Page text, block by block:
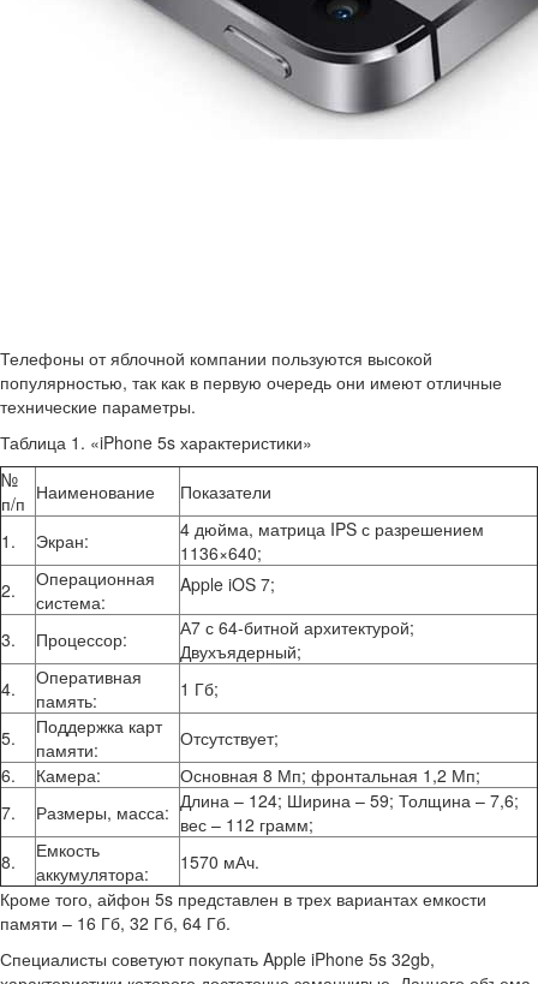
Телефоны от яблочной компании пользуются высокой
популярностью, так как в первую очередь они имеют отличные
технические параметры.
Таблица 1. «iPhone 5s характеристики»
№
п/п Наименование Показатели
1. Экран:
4 дюйма, матрица IPS с разрешением
1136×640;
2.
Операционная
система:
Apple iOS 7;
3. Процессор:
А7 с 64-битной архитектурой;
Двухъядерный;
4.
Оперативная
память:
1 Гб;
5.
Поддержка карт
памяти:
Отсутствует;
6.
Камера:
Основная 8 Мп; фронтальная 1,2 Мп;
7.
Размеры, масса: Длина – 124; Ширина – 59; Толщина – 7,6;
вес – 112 грамм;
8.
Емкость
аккумулятора:
1570 мАч.
Кроме того, айфон 5s представлен в трех вариантах емкости
памяти – 16 Гб, 32 Гб, 64 Гб.
Специалисты советуют покупать Apple iPhone 5s 32gb,